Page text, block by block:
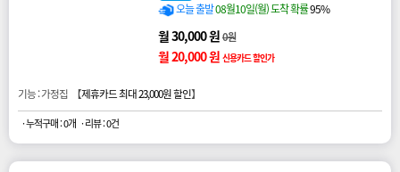
오늘 출발08월10일(월) 도착 확률95%
월 30,000 원0원
월 20,000 원 신용카드 할인가
기능 : 가정집 【제휴카드 최대 23,000원 할인】
· 누적구매 : 0개 · 리뷰 : 0건